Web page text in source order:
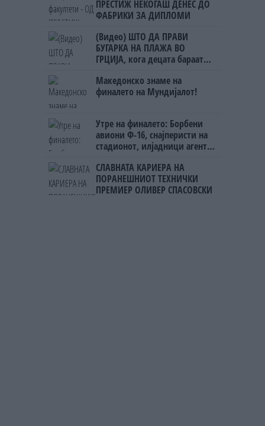
ПРЕСТИЖ НЕКОГАШ ДЕНЕС ДО
ФАБРИКИ ЗА ДИПЛОМИ
(Видео) ШТО ДА ПРАВИ
БУГАРКА НА ПЛАЖА ВО
ГРЦИЈА, кога децата бараат
Македонско знаме на
финалето на Мундијалот!
Утре на финалето: Борбени
авиони Ф-16, снајперисти на
стадионот, илјадници агенти
СЛАВНАТА КАРИЕРА НА
ПОРАНЕШНИОТ ТЕХНИЧКИ
ПРЕМИЕР ОЛИВЕР СПАСОВСКИ